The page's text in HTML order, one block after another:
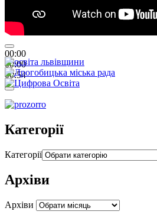
00:00
00:00
00:54
Категорії
Категорії
Архіви
Архіви